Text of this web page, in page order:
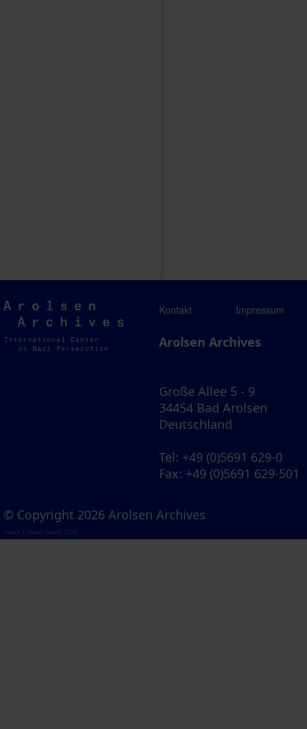
Arolsen
Archives
Kontakt Impressum
Arolsen Archives
Große Allee 5 - 9
34454 Bad Arolsen
Deutschland
Tel: +49 (0)5691 629-0
Fax: +49 (0)5691 629-501
© Copyright 2026 Arolsen Archives
Visual Library Server 2026